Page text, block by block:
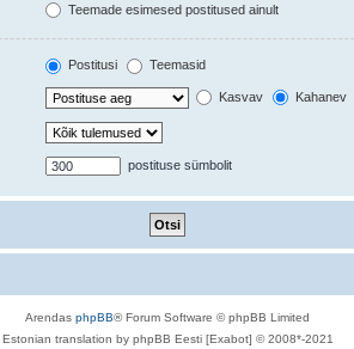
Teemade esimesed postitused ainult
Postitusi Teemasid
Kasvav Kahanev
postituse sümbolit
Arendas phpBB® Forum Software © phpBB Limited
Estonian translation by phpBB Eesti [Exabot] © 2008*-2021